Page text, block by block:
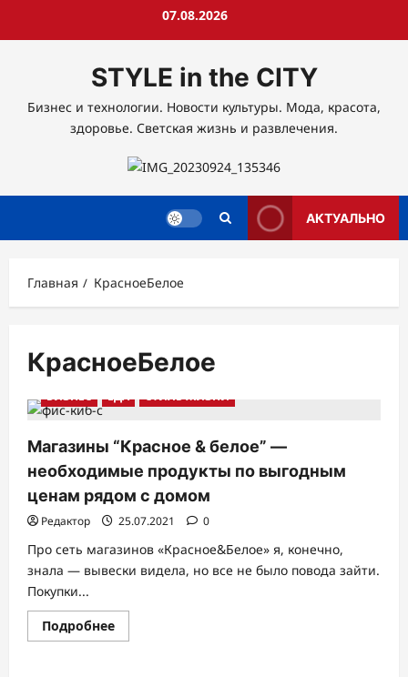
07.08.2026
STYLE in the CITY
Бизнес и технологии. Новости культуры. Мода, красота,
здоровье. Светская жизнь и развлечения.
АКТУАЛЬНО
Главная КрасноеБелое
КрасноеБелое
БИЗНЕС ЕДА СТИЛЬ ЖИЗНИ
Магазины “Красное & белое” —
необходимые продукты по выгодным
ценам рядом с домом
Редактор 25.07.2021 0
Про сеть магазинов «Красное&Белое» я, конечно,
знала — вывески видела, но все не было повода зайти.
Покупки...
ПодробнееПрочитать
больше